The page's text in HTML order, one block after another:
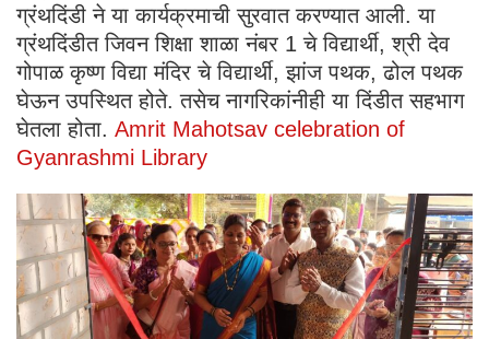
ग्रंथदिंडी ने या कार्यक्रमाची सुरवात करण्यात आली. या
ग्रंथदिंडीत जिवन शिक्षा शाळा नंबर 1 चे विद्यार्थी, श्री देव
गोपाळ कृष्ण विद्या मंदिर चे विद्यार्थी, झांज पथक, ढोल पथक
घेऊन उपस्थित होते. तसेच नागरिकांनीही या दिंडीत सहभाग
घेतला होता. Amrit Mahotsav celebration of
Gyanrashmi Library